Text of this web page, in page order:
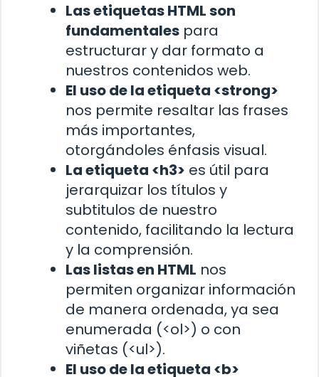
Las etiquetas HTML son
fundamentales para
estructurar y dar formato a
nuestros contenidos web.
El uso de la etiqueta <strong>
nos permite resaltar las frases
más importantes,
otorgándoles énfasis visual.
La etiqueta <h3> es útil para
jerarquizar los títulos y
subtitulos de nuestro
contenido, facilitando la lectura
y la comprensión.
Las listas en HTML nos
permiten organizar información
de manera ordenada, ya sea
enumerada (<ol>) o con
viñetas (<ul>).
El uso de la etiqueta <b>